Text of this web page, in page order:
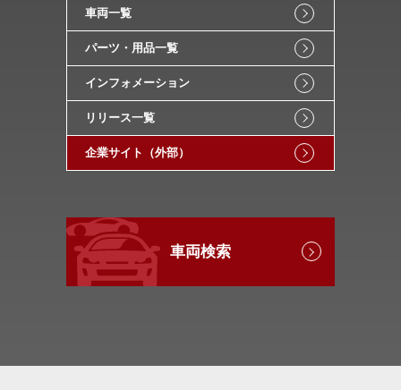
車両一覧
パーツ・用品一覧
インフォメーション
リリース一覧
企業サイト（外部）
車両検索